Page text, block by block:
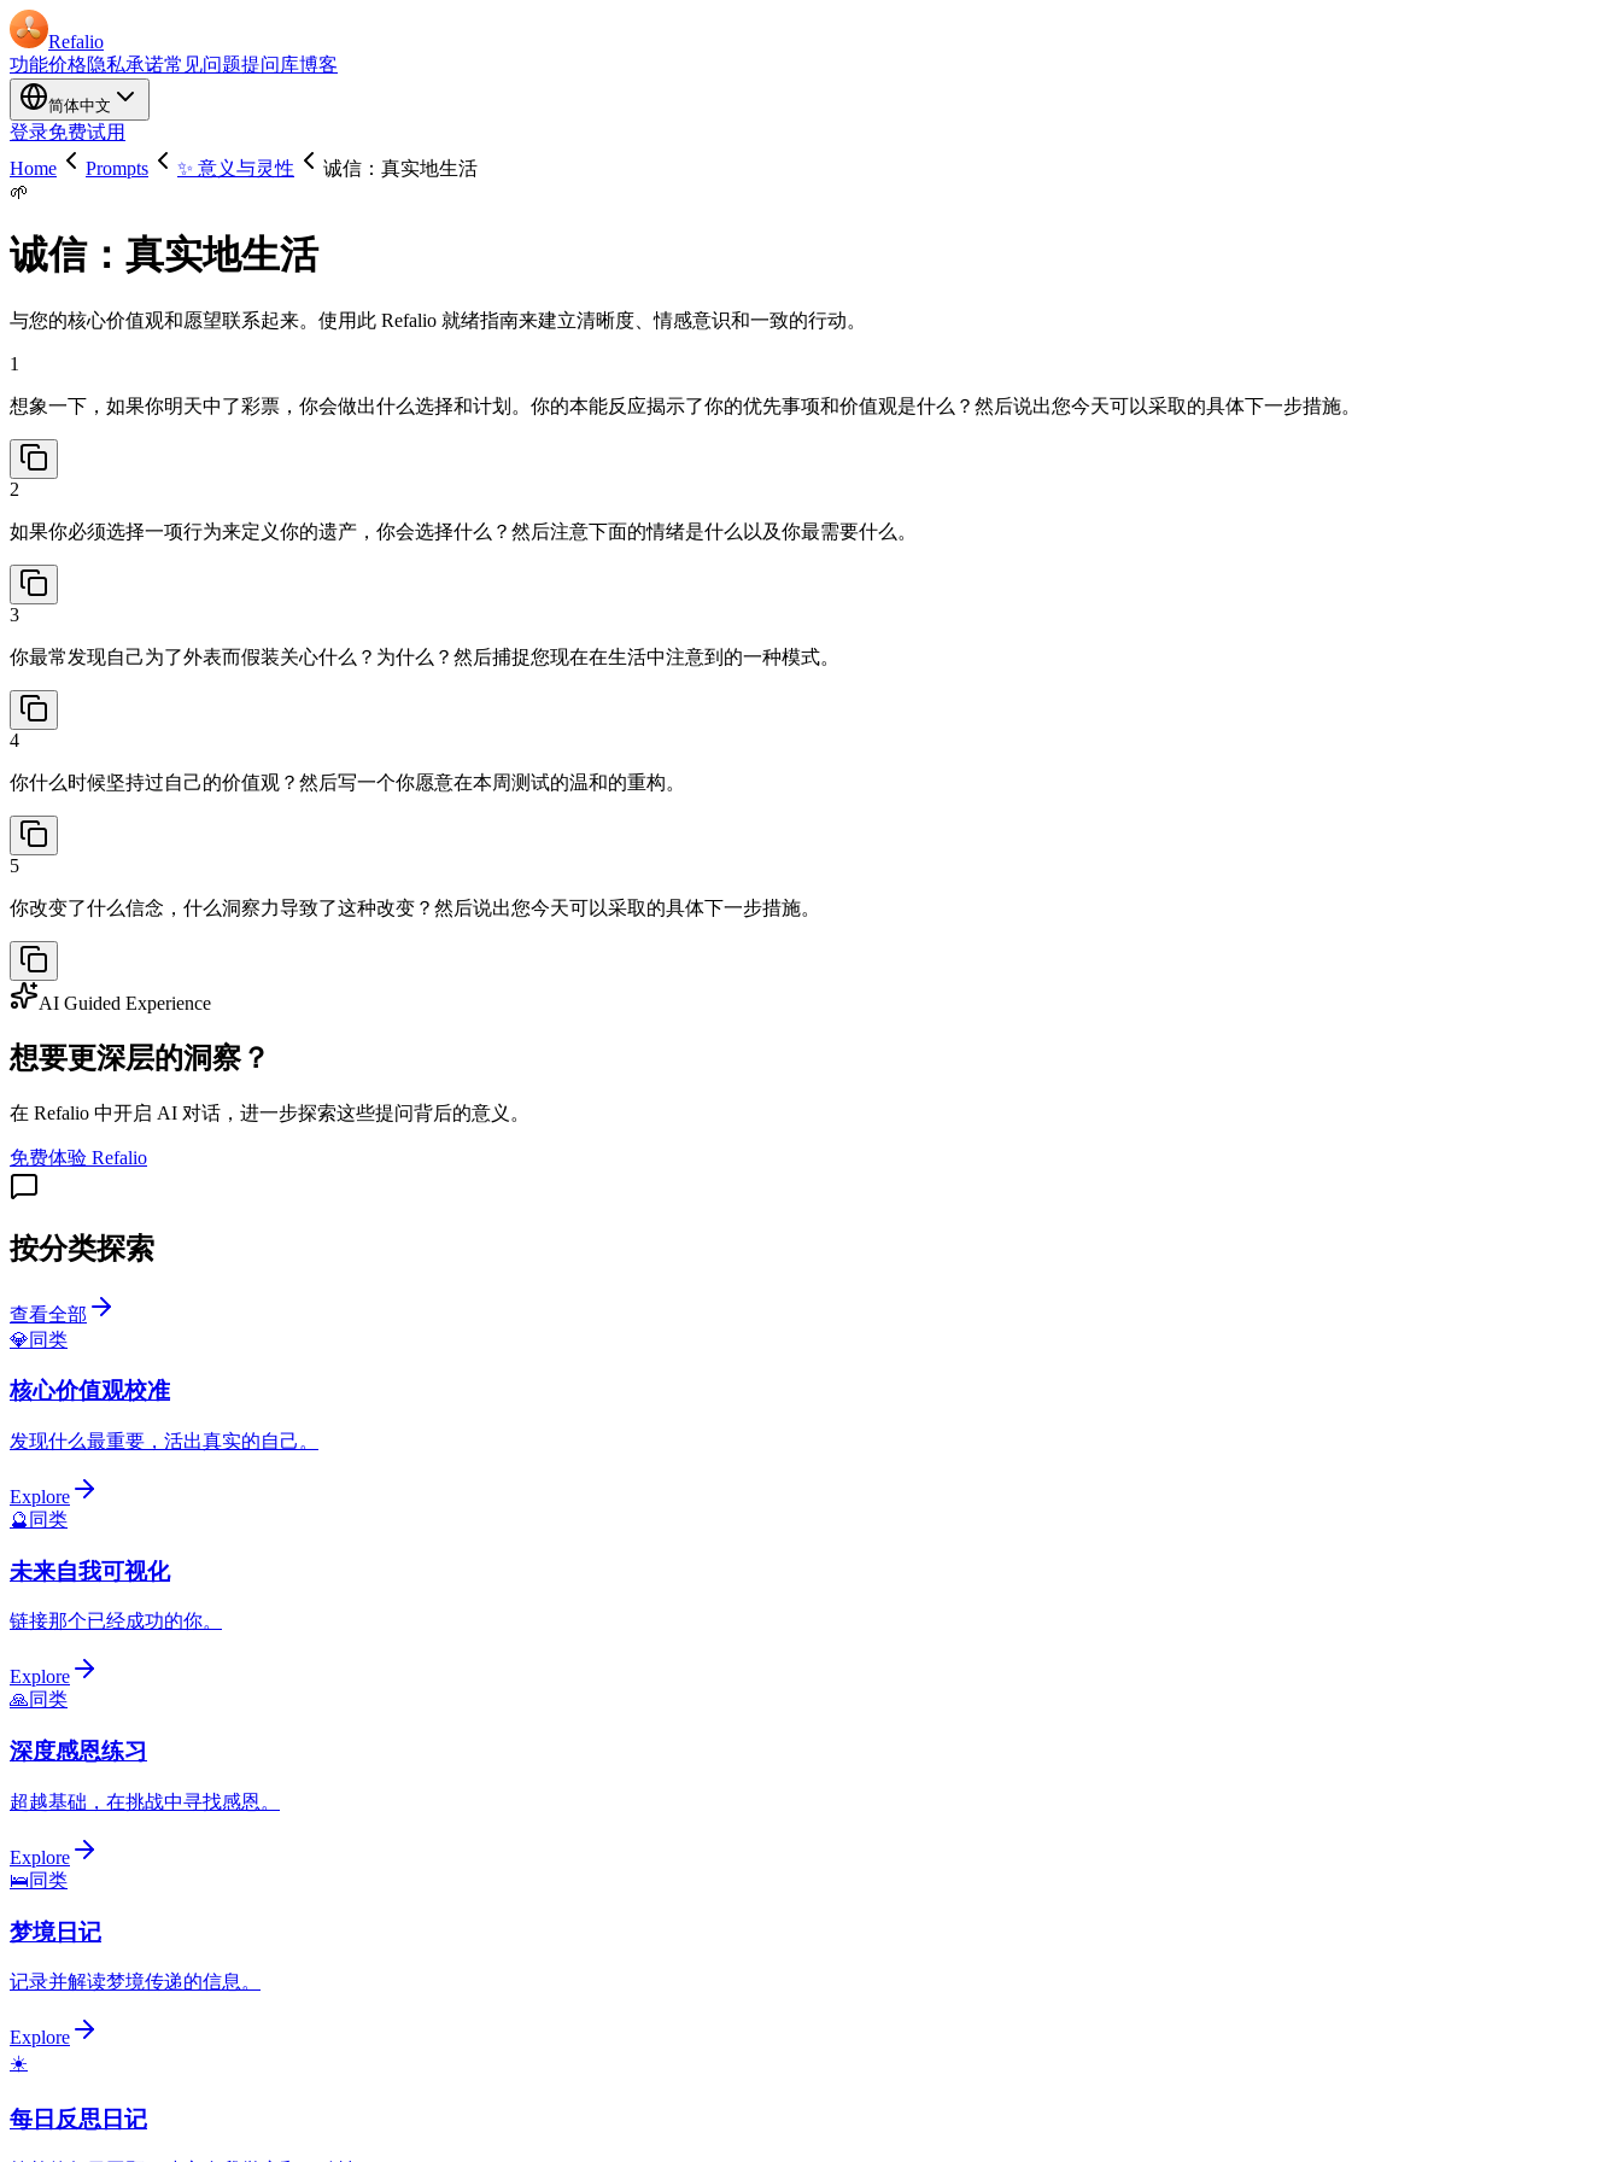
Refalio
功能价格隐私承诺常见问题提问库博客
简体中文
登录免费试用
Home
Prompts ✨ 意义与灵性
诚信：真实地生活
🌱
诚信：真实地生活
与您的核心价值观和愿望联系起来。使用此 Refalio 就绪指南来建立清晰度、情感意识和一致的行动。
1
想象一下，如果你明天中了彩票，你会做出什么选择和计划。你的本能反应揭示了你的优先事项和价值观是什么？然后说出您今天可以采取的具体下一步措施。
2
如果你必须选择一项行为来定义你的遗产，你会选择什么？然后注意下面的情绪是什么以及你最需要什么。
3
你最常发现自己为了外表而假装关心什么？为什么？然后捕捉您现在在生活中注意到的一种模式。
4
你什么时候坚持过自己的价值观？然后写一个你愿意在本周测试的温和的重构。
5
你改变了什么信念，什么洞察力导致了这种改变？然后说出您今天可以采取的具体下一步措施。
AI Guided Experience
想要更深层的洞察？
在 Refalio 中开启 AI 对话，进一步探索这些提问背后的意义。
免费体验 Refalio
按分类探索
查看全部
💎同类
核心价值观校准
发现什么最重要，活出真实的自己。
Explore
🔮 同类
未来自我可视化
链接那个已经成功的你。
Explore
🙏同类
深度感恩练习
超越基础，在挑战中寻找感恩。
Explore
🛌同类
梦境日记
记录并解读梦境传递的信息。
Explore
☀️
每日反思日记